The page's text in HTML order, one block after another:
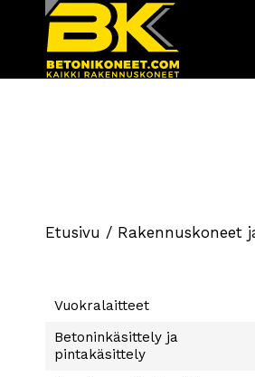
Etusivu / Rakennuskoneet
Vuokralaitteet
Betoninkäsittely ja
pintakäsittely